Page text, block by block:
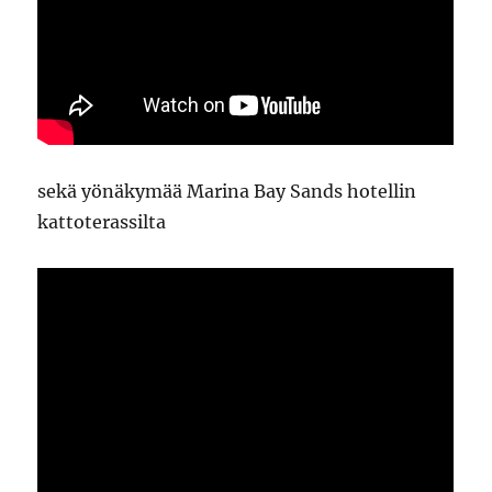
sekä yönäkymää Marina Bay Sands hotellin
kattoterassilta